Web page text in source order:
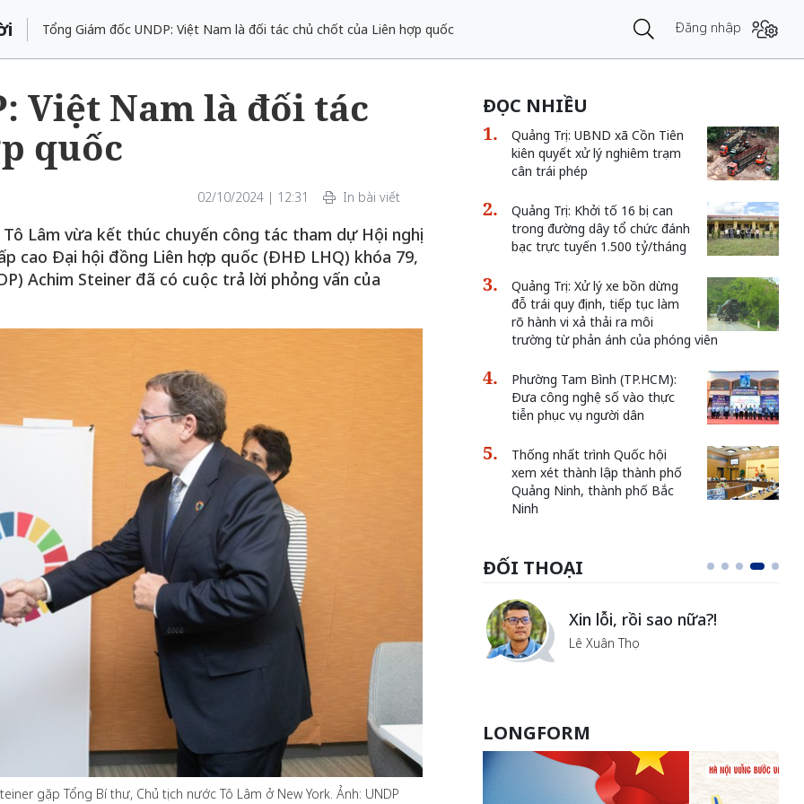
Tổng Giám đốc UNDP: Việt Nam là đối tác chủ chốt của Liên hợp quốc Đăng nhập
Việt Nam là đối tác
quốc
02/10/2024 | 12:31 In bài viết
Lâm vừa kết thúc chuyến công tác tham dự Hội nghị
cao Đại hội đồng Liên hợp quốc (ĐHĐ LHQ) khóa 79,
Achim Steiner đã có cuộc trả lời phỏng vấn của
gặp Tổng Bí thư, Chủ tịch nước Tô Lâm ở New York. Ảnh: UNDP
ĐỌC NHIỀU
Quảng Trị: UBND xã Cồn Tiên
kiên quyết xử lý nghiêm trạm
cân trái phép
Quảng Trị: Khởi tố 16 bị can
trong đường dây tổ chức đánh
bạc trực tuyến 1.500 tỷ/tháng
Quảng Trị: Xử lý xe bồn dừng
đỗ trái quy định, tiếp tục làm
rõ hành vi xả thải ra môi
trường từ phản ánh của phóng viên
Phường Tam Bình (TP.HCM):
Đưa công nghệ số vào thực
tiễn phục vụ người dân
Thống nhất trình Quốc hội
xem xét thành lập thành phố
Quảng Ninh, thành phố Bắc
Ninh
ĐỐI THOẠI
nhà
Bắc Biên - Giữ một ngôi
làng ven sông Hồng của Hà
Nội
TS. Trần Kim Hào
Xin lỗi, rồi sao nữa?!
Lê Xuân Thọ
LONGFORM